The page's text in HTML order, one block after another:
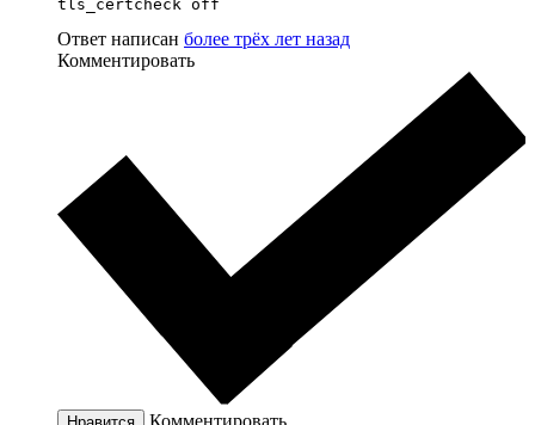
tls_certcheck off
Ответ написан более трёх лет назад
Комментировать